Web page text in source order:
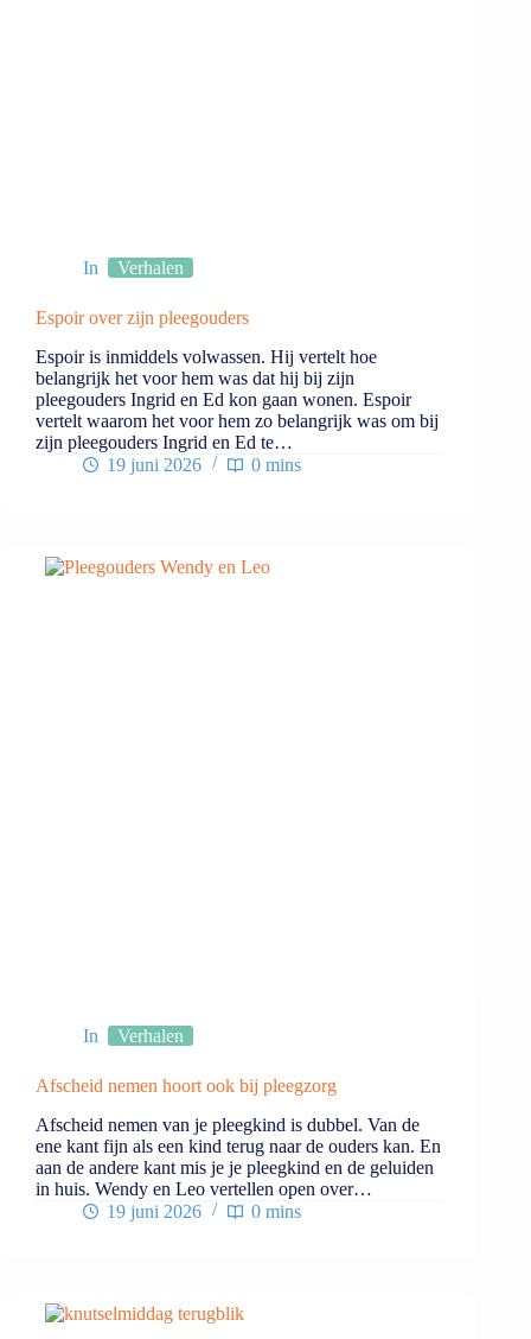
In Verhalen
Espoir over zijn pleegouders
Espoir is inmiddels volwassen. Hij vertelt hoe
belangrijk het voor hem was dat hij bij zijn
pleegouders Ingrid en Ed kon gaan wonen. Espoir
vertelt waarom het voor hem zo belangrijk was om bij
zijn pleegouders Ingrid en Ed te…
19 juni 2026
0 mins
In Verhalen
Afscheid nemen hoort ook bij pleegzorg
Afscheid nemen van je pleegkind is dubbel. Van de
ene kant fijn als een kind terug naar de ouders kan. En
aan de andere kant mis je je pleegkind en de geluiden
in huis. Wendy en Leo vertellen open over…
19 juni 2026
0 mins